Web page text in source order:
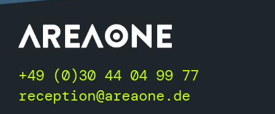
+49 (0)30 44 04 99 77
reception@areaone.de